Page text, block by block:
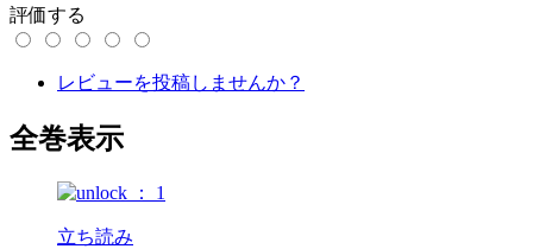
評価する
レビューを投稿しませんか？
全巻表示
立ち読み